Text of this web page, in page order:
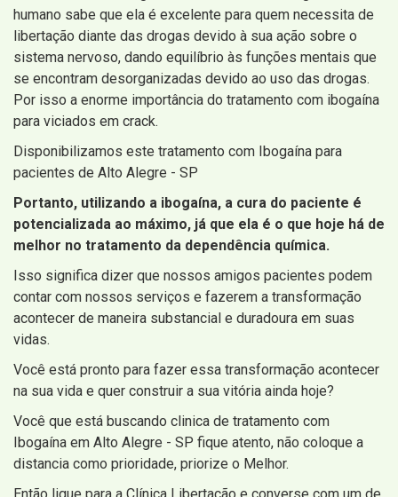
humano sabe que ela é excelente para quem necessita de
libertação diante das drogas devido à sua ação sobre o
sistema nervoso, dando equilíbrio às funções mentais que
se encontram desorganizadas devido ao uso das drogas.
Por isso a enorme importância do tratamento com ibogaína
para viciados em crack.
Disponibilizamos este tratamento com Ibogaína para
pacientes de Alto Alegre - SP
Portanto, utilizando a ibogaína, a cura do paciente é
potencializada ao máximo, já que ela é o que hoje há de
melhor no tratamento da dependência química.
Isso significa dizer que nossos amigos pacientes podem
contar com nossos serviços e fazerem a transformação
acontecer de maneira substancial e duradoura em suas
vidas.
Você está pronto para fazer essa transformação acontecer
na sua vida e quer construir a sua vitória ainda hoje?
Você que está buscando clinica de tratamento com
Ibogaína em Alto Alegre - SP fique atento, não coloque a
distancia como prioridade, priorize o Melhor.